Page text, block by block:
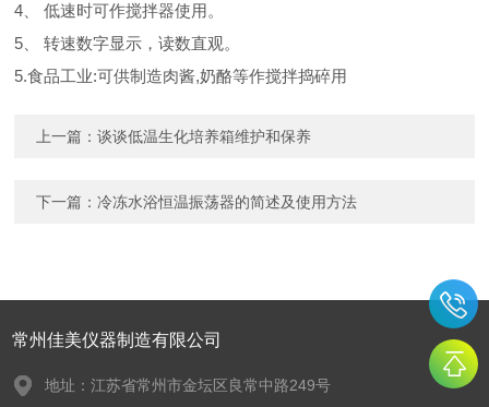
4、 低速时可作搅拌器使用。
5、 转速数字显示，读数直观。
5.食品工业:可供制造肉酱,奶酪等作搅拌捣碎用
上一篇：谈谈低温生化培养箱维护和保养
下一篇：冷冻水浴恒温振荡器的简述及使用方法
常州佳美仪器制造有限公司
地址：江苏省常州市金坛区良常中路249号